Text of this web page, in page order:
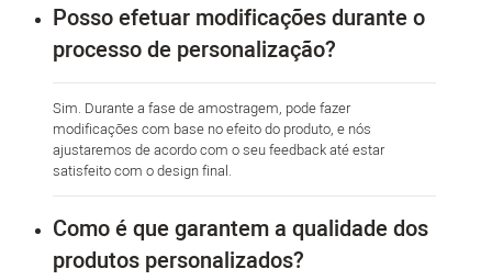
Posso efetuar modificações durante o
processo de personalização?
Sim. Durante a fase de amostragem, pode fazer
modificações com base no efeito do produto, e nós
ajustaremos de acordo com o seu feedback até estar
satisfeito com o design final.
Como é que garantem a qualidade dos
produtos personalizados?